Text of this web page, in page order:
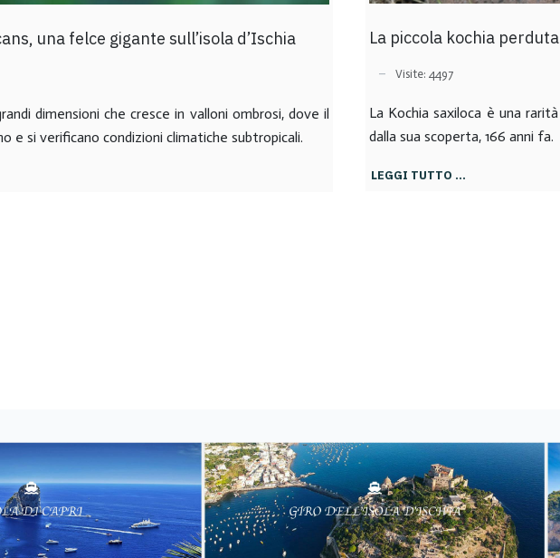
una felce gigante sull’isola d’Ischia
dimensioni che cresce in valloni ombrosi, dove il
e si verificano condizioni climatiche subtropicali.
La piccola kochia
Visite: 4497
La Kochia saxiloca è una
dalla sua scoperta, 166 anni fa.
LEGGI TUTTO …